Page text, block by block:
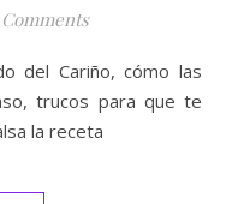
trucos para que te
la receta